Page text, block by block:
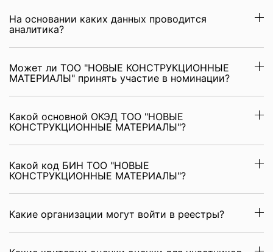
На основании каких данных проводится
аналитика?
Может ли ТОО "НОВЫЕ КОНСТРУКЦИОННЫЕ
МАТЕРИАЛЫ" принять участие в номинации?
Какой основной ОКЭД ТОО "НОВЫЕ
КОНСТРУКЦИОННЫЕ МАТЕРИАЛЫ"?
Какой код БИН ТОО "НОВЫЕ
КОНСТРУКЦИОННЫЕ МАТЕРИАЛЫ"?
Какие организации могут войти в реестры?